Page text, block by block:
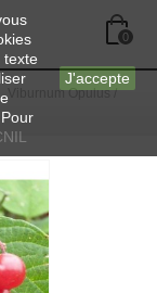
texte
J'accepte
0
Viburnum Opulus /